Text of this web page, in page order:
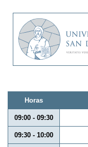
Horas
09:00 - 09:30
09:30 - 10:00